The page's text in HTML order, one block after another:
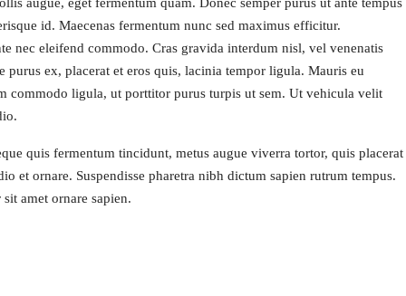
id. Maecenas fermentum nunc sed maximus efficitur.
nec eleifend commodo. Cras gravida interdum nisl, vel venenatis
ex, placerat et eros quis, lacinia tempor ligula. Mauris eu
commodo ligula, ut porttitor purus turpis ut sem. Ut vehicula velit
quis fermentum tincidunt, metus augue viverra tortor, quis placerat
et ornare. Suspendisse pharetra nibh dictum sapien rutrum tempus.
amet ornare sapien.